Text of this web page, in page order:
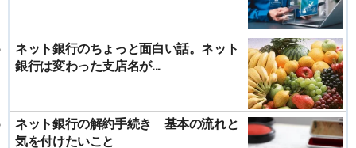
ネット銀行のちょっと面白い話。ネット
銀行は変わった支店名が...
ネット銀行の解約手続き 基本の流れと
気を付けたいこと